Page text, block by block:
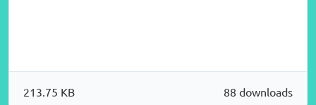
88 downloads
213.75 KB